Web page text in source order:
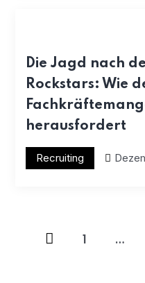
Die Jagd nach
Rockstars: Wie
herausfordert
Recruiting
…